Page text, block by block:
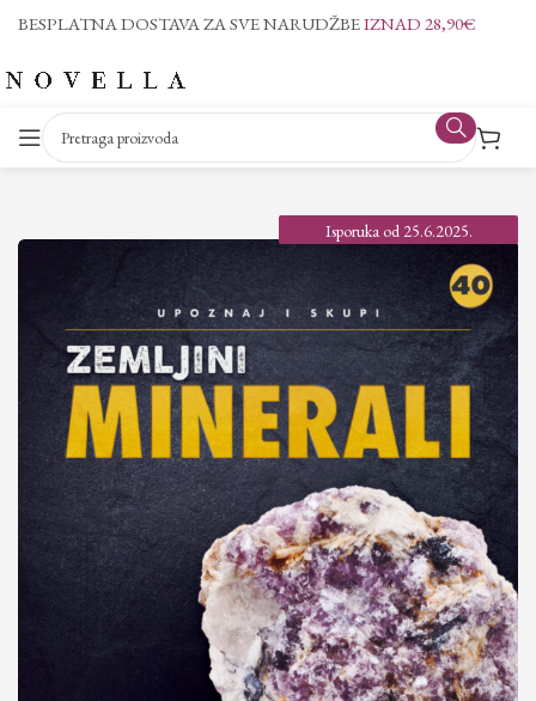
BESPLATNA DOSTAVA ZA SVE NARUDŽBEIZNAD 28,90€
Isporuka od 25.6.2025.